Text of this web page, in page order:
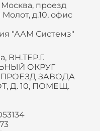
Москва, проезд
д.10, офис
"ААМ Системз"
ВН.ТЕР.Г.
ОКРУГ
ЗАВОДА
Д. 10, ПОМЕЩ.